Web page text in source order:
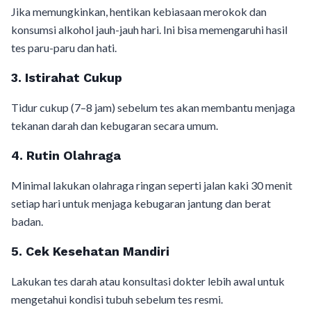
Jika memungkinkan, hentikan kebiasaan merokok dan
konsumsi alkohol jauh-jauh hari. Ini bisa memengaruhi hasil
tes paru-paru dan hati.
3. Istirahat Cukup
Tidur cukup (7–8 jam) sebelum tes akan membantu menjaga
tekanan darah dan kebugaran secara umum.
4. Rutin Olahraga
Minimal lakukan olahraga ringan seperti jalan kaki 30 menit
setiap hari untuk menjaga kebugaran jantung dan berat
badan.
5. Cek Kesehatan Mandiri
Lakukan tes darah atau konsultasi dokter lebih awal untuk
mengetahui kondisi tubuh sebelum tes resmi.